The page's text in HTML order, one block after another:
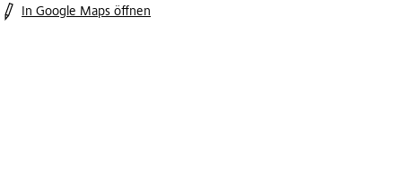
In Google Maps öffnen